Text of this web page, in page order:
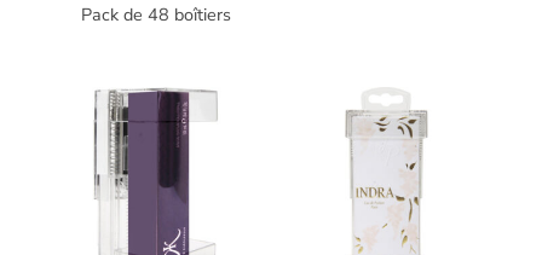
Pack de 48 boîtiers